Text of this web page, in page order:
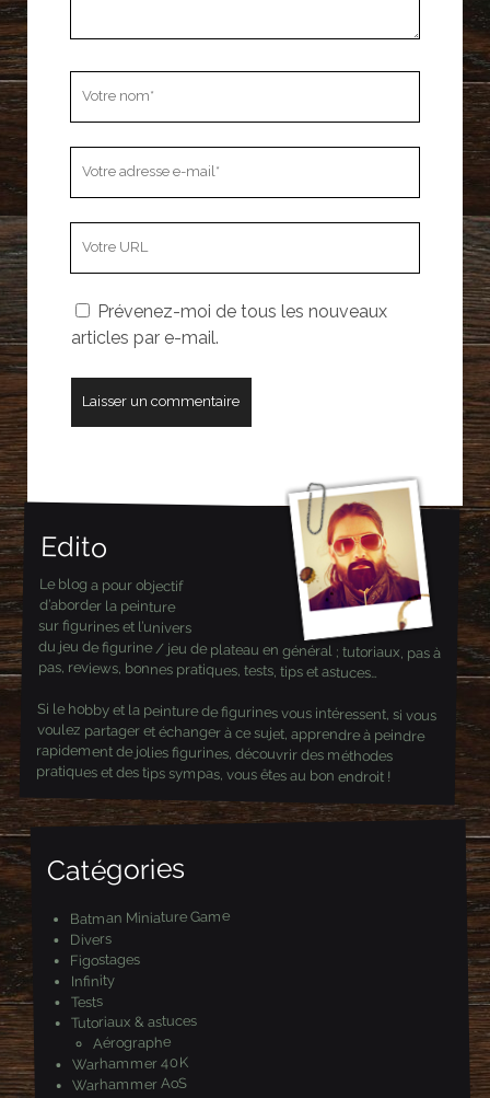
mail
votre
site
Prévenez-moi de tous les nouveaux
articles par e-mail.
Edito
Le blog a pour objectif
d’aborder la peinture
sur figurines et l’univers
du jeu de figurine / jeu de plateau en général ; tutoriaux, pas à
pas, reviews, bonnes pratiques, tests, tips et astuces…
Si le hobby et la peinture de figurines vous intéressent, si vous
voulez partager et échanger à ce sujet, apprendre à peindre
rapidement de jolies figurines, découvrir des méthodes
pratiques et des tips sympas, vous êtes au bon endroit !
Catégories
Batman Miniature Game
Divers
Figostages
Infinity
Tests
Tutoriaux & astuces
Aérographe
Warhammer 40K
Warhammer AoS